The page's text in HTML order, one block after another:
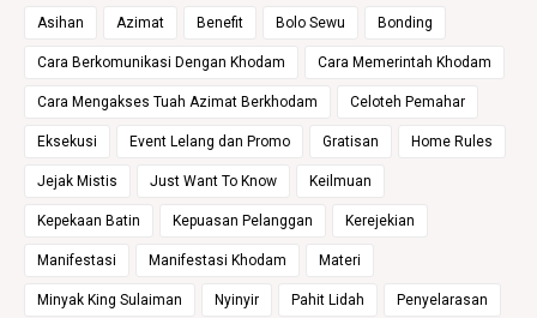
Asihan Azimat Benefit Bolo Sewu Bonding
Cara Berkomunikasi Dengan Khodam Cara Memerintah Khodam
Cara Mengakses Tuah Azimat Berkhodam Celoteh Pemahar
Eksekusi Event Lelang dan Promo Gratisan Home Rules
Jejak Mistis Just Want To Know Keilmuan
Kepekaan Batin Kepuasan Pelanggan Kerejekian
Manifestasi Manifestasi Khodam Materi
Minyak King Sulaiman Nyinyir Pahit Lidah Penyelarasan